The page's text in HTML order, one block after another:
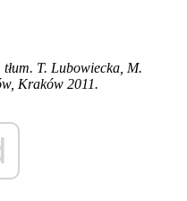
T. Lubowiecka, M.
Kraków 2011.